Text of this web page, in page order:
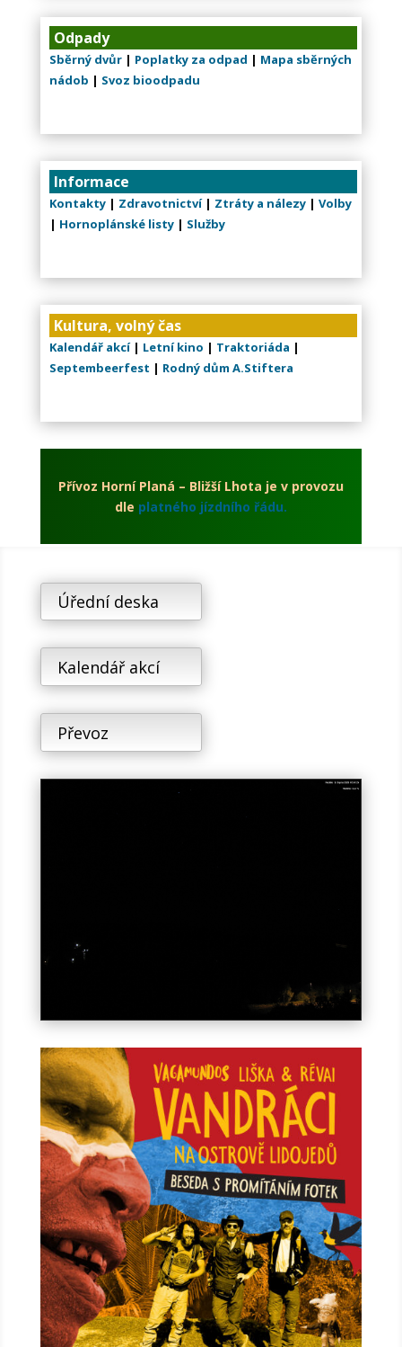
Odpady
Sběrný dvůr | Poplatky za odpad | Mapa sběrných
nádob | Svoz bioodpadu
Informace
Kontakty| Zdravotnictví| Ztráty a nálezy| Volby
| Hornoplánské listy| Služby
Kultura, volný čas
Kalendář akcí| Letní kino | Traktoriáda |
Septembeerfest | Rodný dům A.Stiftera
Přívoz Horní Planá – Bližší Lhota je v provozu
dle platného jízdního řádu.
Úřední deska
Kalendář akcí
Převoz